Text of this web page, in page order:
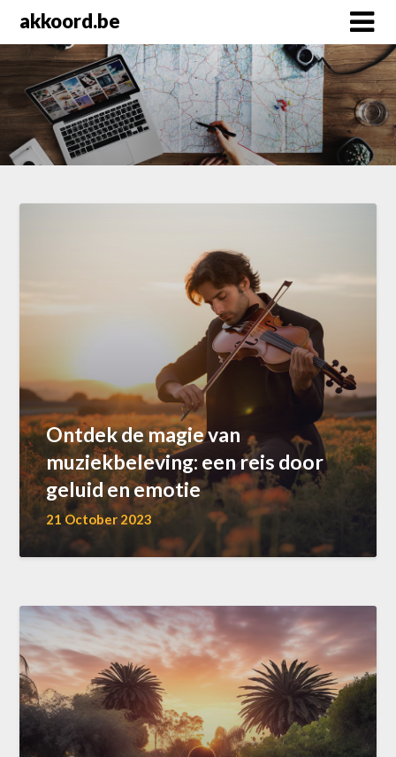
content
akkoord.be
Ontdek de magie van
muziekbeleving: een reis door
geluid en emotie
21 October 2023